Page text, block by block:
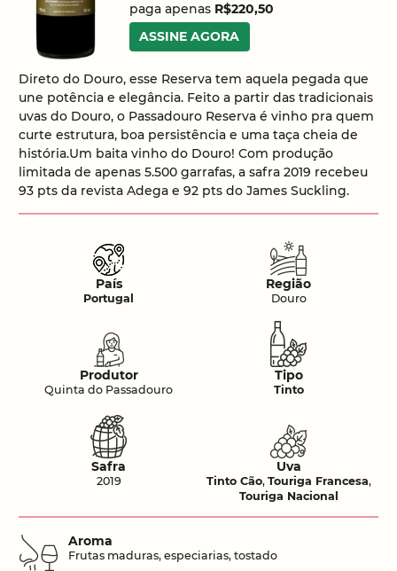
paga apenas R$220,50
ASSINE AGORA
Direto do Douro, esse Reserva tem aquela pegada que
une potência e elegância. Feito a partir das tradicionais
uvas do Douro, o Passadouro Reserva é vinho pra quem
curte estrutura, boa persistência e uma taça cheia de
história.Um baita vinho do Douro! Com produção
limitada de apenas 5.500 garrafas, a safra 2019 recebeu
93 pts da revista Adega e 92 pts do James Suckling.
País
Portugal
Região
Douro
Produtor
Quinta do Passadouro
Tipo
Tinto
Safra
2019
Uva
Tinto Cão, Touriga Francesa,
Touriga Nacional
Aroma
Frutas maduras, especiarias, tostado